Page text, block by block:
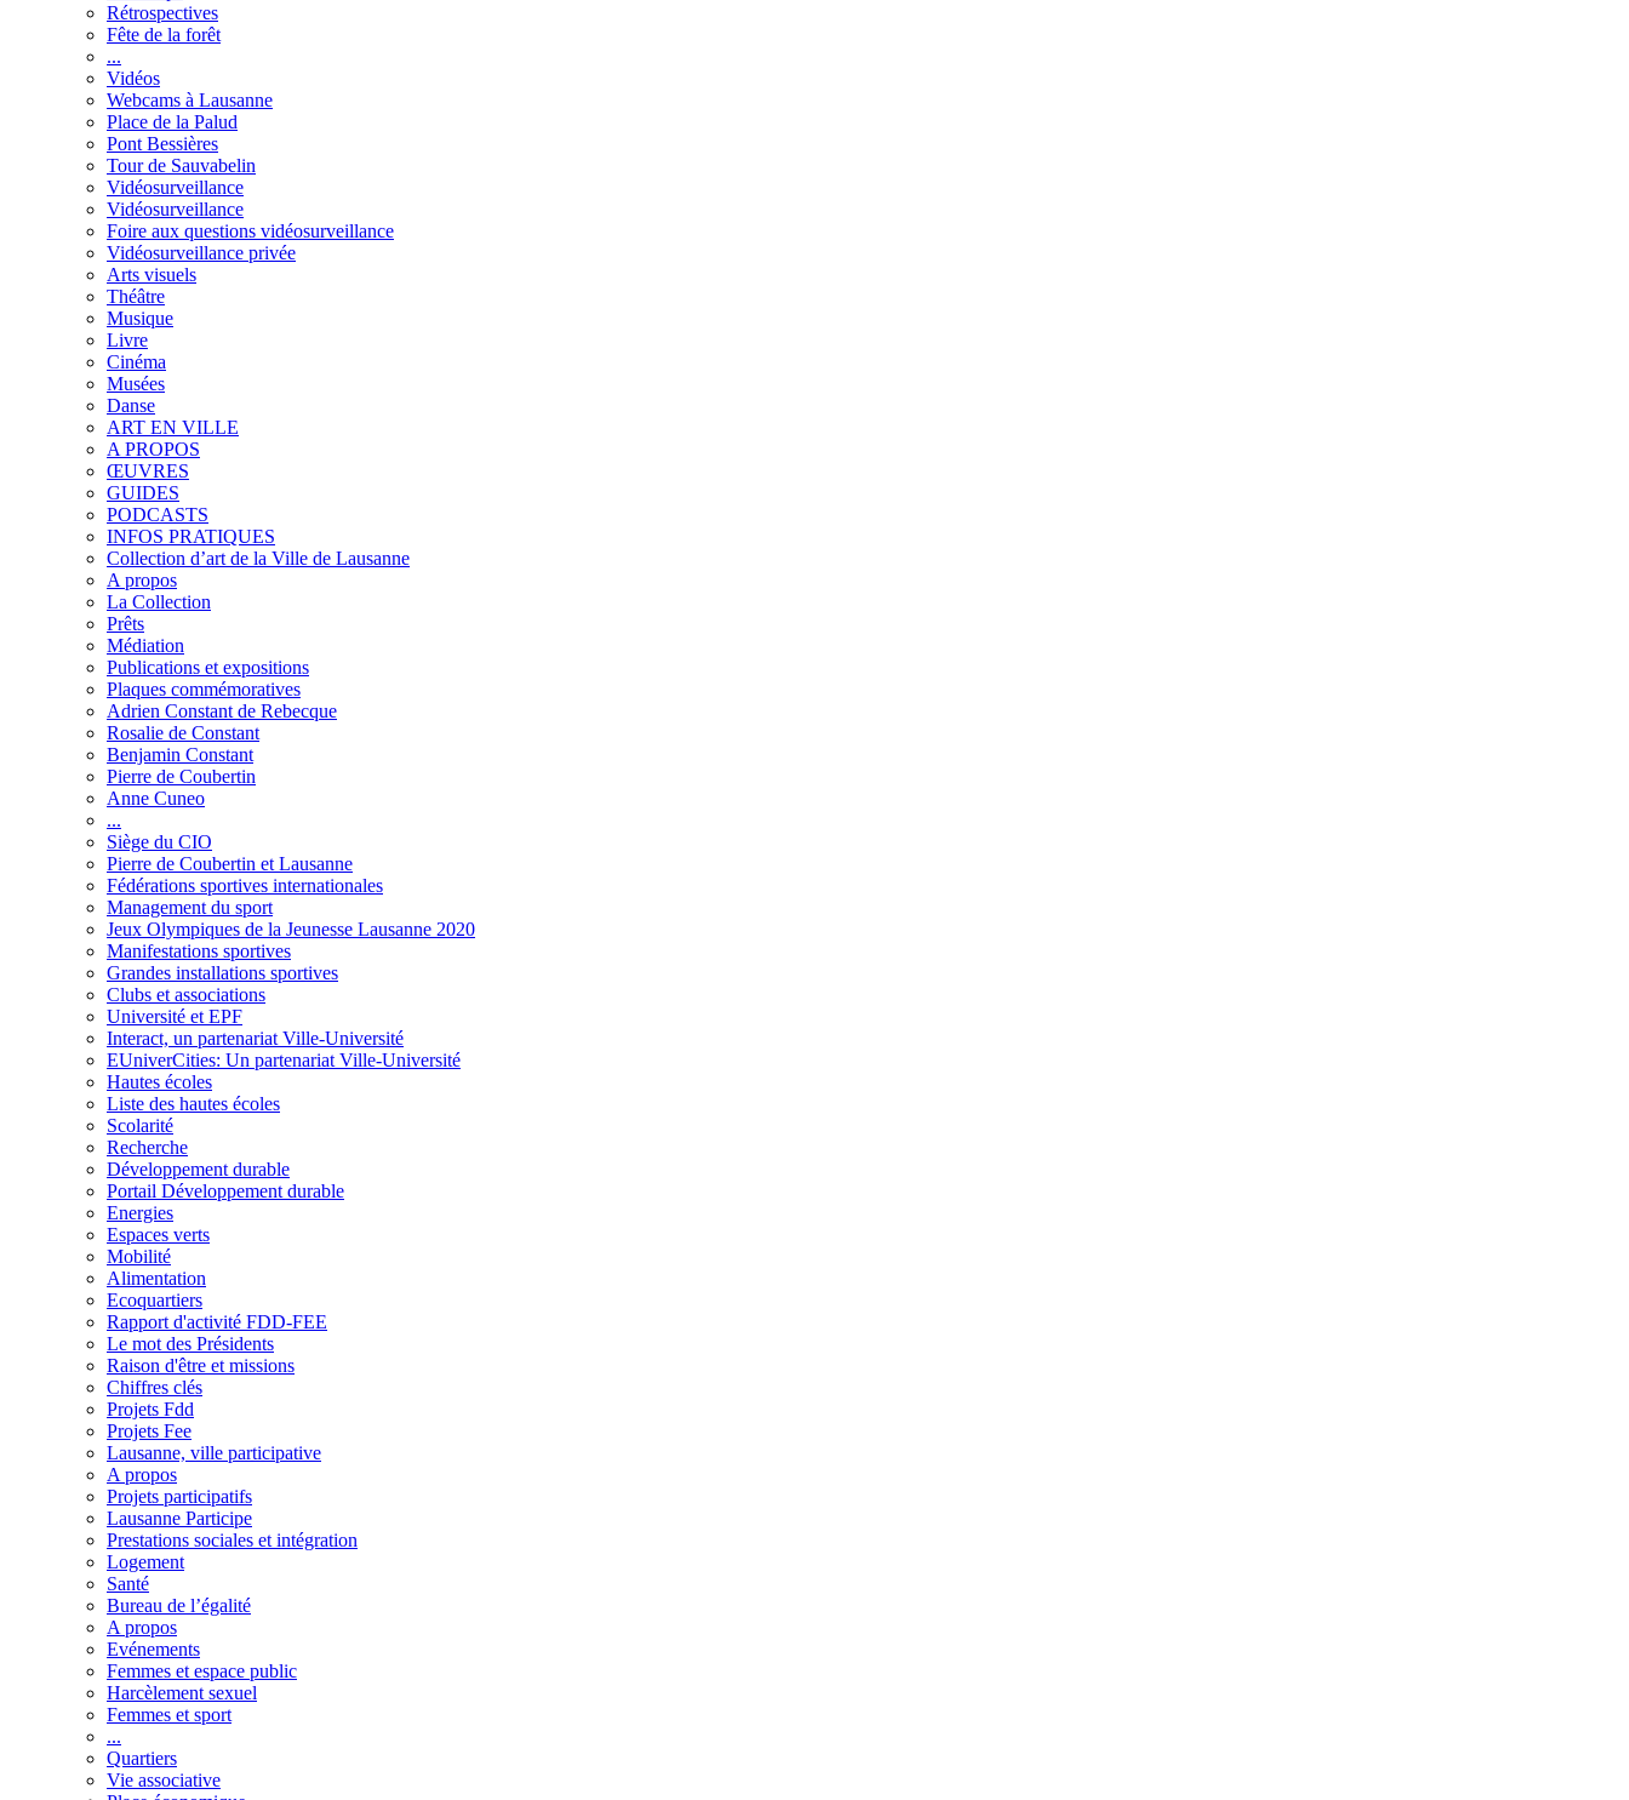
Rétrospectives
Fête de la forêt
...
Vidéos
Webcams à Lausanne
Place de la Palud
Pont Bessières
Tour de Sauvabelin
Vidéosurveillance
Vidéosurveillance
Foire aux questions vidéosurveillance
Vidéosurveillance privée
Arts visuels
Théâtre
Musique
Livre
Cinéma
Musées
Danse
ART EN VILLE
A PROPOS
ŒUVRES
GUIDES
PODCASTS
INFOS PRATIQUES
Collection d’art de la Ville de Lausanne
A propos
La Collection
Prêts
Médiation
Publications et expositions
Plaques commémoratives
Adrien Constant de Rebecque
Rosalie de Constant
Benjamin Constant
Pierre de Coubertin
Anne Cuneo
...
Siège du CIO
Pierre de Coubertin et Lausanne
Fédérations sportives internationales
Management du sport
Jeux Olympiques de la Jeunesse Lausanne 2020
Manifestations sportives
Grandes installations sportives
Clubs et associations
Université et EPF
Interact, un partenariat Ville-Université
EUniverCities: Un partenariat Ville-Université
Hautes écoles
Liste des hautes écoles
Scolarité
Recherche
Développement durable
Portail Développement durable
Energies
Espaces verts
Mobilité
Alimentation
Ecoquartiers
Rapport d'activité FDD-FEE
Le mot des Présidents
Raison d'être et missions
Chiffres clés
Projets Fdd
Projets Fee
Lausanne, ville participative
A propos
Projets participatifs
Lausanne Participe
Prestations sociales et intégration
Logement
Santé
Bureau de l’égalité
A propos
Evénements
Femmes et espace public
Harcèlement sexuel
Femmes et sport
...
Quartiers
Vie associative